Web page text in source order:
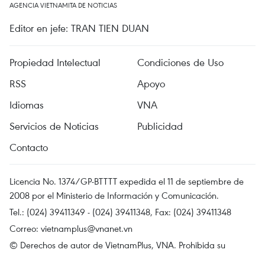
AGENCIA VIETNAMITA DE NOTICIAS
Editor en jefe: TRAN TIEN DUAN
Propiedad Intelectual
Condiciones de Uso
RSS
Apoyo
Idiomas
VNA
Servicios de Noticias
Publicidad
Contacto
Licencia No. 1374/GP-BTTTT expedida el 11 de septiembre de
2008 por el Ministerio de Información y Comunicación.
Tel.: (024) 39411349 - (024) 39411348, Fax: (024) 39411348
Correo: vietnamplus@vnanet.vn
© Derechos de autor de VietnamPlus, VNA. Prohibida su